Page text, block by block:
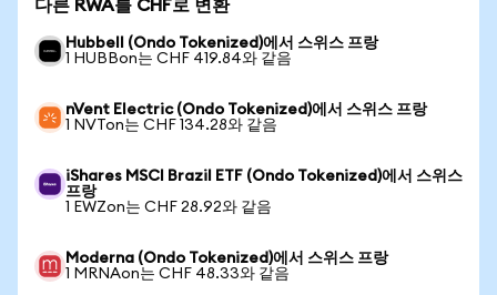
다른 RWA를 CHF로 변환
Hubbell (Ondo Tokenized)에서 스위스 프랑
1 HUBBon는 CHF 419.84와 같음
nVent Electric (Ondo Tokenized)에서 스위스 프랑
1 NVTon는 CHF 134.28와 같음
iShares MSCI Brazil ETF (Ondo Tokenized)에서 스위스
프랑
1 EWZon는 CHF 28.92와 같음
Moderna (Ondo Tokenized)에서 스위스 프랑
1 MRNAon는 CHF 48.33와 같음